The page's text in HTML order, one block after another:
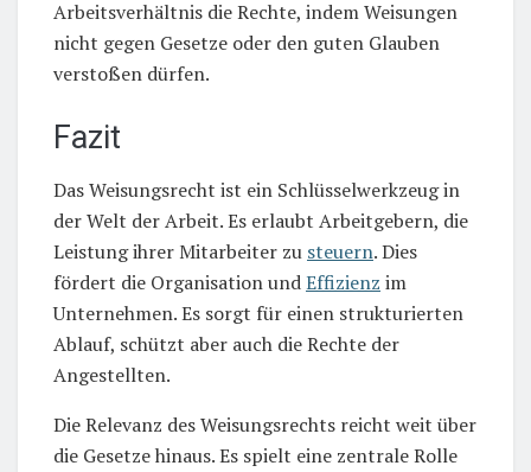
Arbeitsverhältnis die Rechte, indem Weisungen
nicht gegen Gesetze oder den guten Glauben
verstoßen dürfen.
Fazit
Das Weisungsrecht ist ein Schlüsselwerkzeug in
der Welt der Arbeit. Es erlaubt Arbeitgebern, die
Leistung ihrer Mitarbeiter zu steuern. Dies
fördert die Organisation undEffizienz im
Unternehmen. Es sorgt für einen strukturierten
Ablauf, schützt aber auch die Rechte der
Angestellten.
Die Relevanz des Weisungsrechts reicht weit über
die Gesetze hinaus. Es spielt eine zentrale Rolle